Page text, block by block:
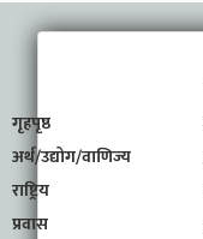
गृहपृष्ठ
अर्थ/उद्योग/वाणिज्य
राष्ट्रिय
प्रवास